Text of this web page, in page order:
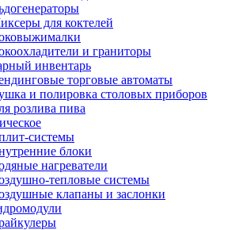
для коктелей
и граниторы
инвентарь
торговые автоматы
и полировка столовых приборов
розлива пива
системы
блоки
нагреватели
тепловые системы
клапаны и заслонки